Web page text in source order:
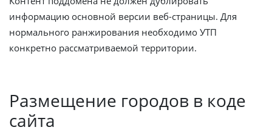
информацию основной версии веб-страницы. Для
нормального ранжирования необходимо УТП
конкретно рассматриваемой территории.
Размещение городов в коде
сайта